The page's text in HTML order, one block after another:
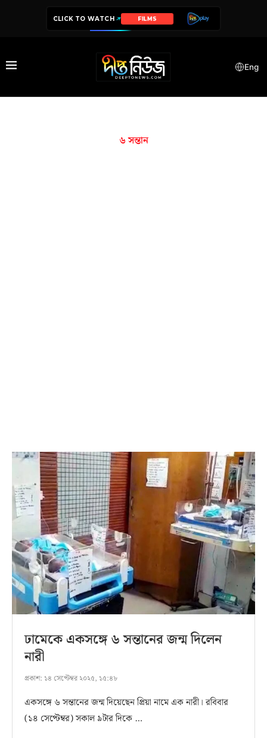
CLICK TO WATCH FILMS
Eng
৬ সন্তান
ঢামেকে একসঙ্গে ৬ সন্তানের জন্ম দিলেন
নারী
প্রকাশ: ১৪ সেপ্টেম্বর ২০২৫, ১৫:৪৮
একসঙ্গে ৬ সন্তানের জন্ম দিয়েছেন প্রিয়া নামে এক নারী। রবিবার
(১৪ সেপ্টেম্বর) সকাল ৯টার দিকে …